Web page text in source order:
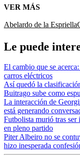
VER MÁS
Abelardo de la Espriella
Le puede
El cambio que se
carros eléctricos
Así quedó la
Buitrago sube como
La interacción de
está generando
Futbolista murió tras ser
en pleno partido
Piter Albeiro no se
hizo inesperada